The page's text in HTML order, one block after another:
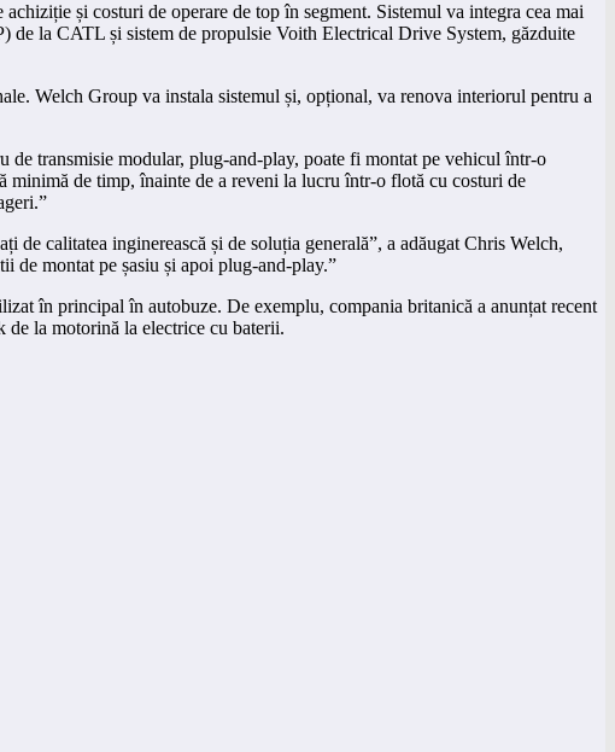
și costuri de operare de top în segment. Sistemul va integra cea mai
la CATL și sistem de propulsie Voith Electrical Drive System, găzduite
Welch Group va instala sistemul și, opțional, va renova interiorul pentru a
transmisie modular, plug-and-play, poate fi montat pe vehicul într-o
minimă de timp, înainte de a reveni la lucru într-o flotă cu costuri de
calitatea inginerească și de soluția generală”, a adăugat Chris Welch,
de montat pe șasiu și apoi plug-and-play.”
în principal în autobuze. De exemplu, compania britanică a anunțat recent
de la motorină la electrice cu baterii.